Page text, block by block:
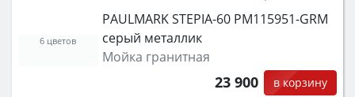
PAULMARK STEPIA-60 PM115951-GRM
серый металлик
Мойка гранитная
23 900 в корзину
6 цветов